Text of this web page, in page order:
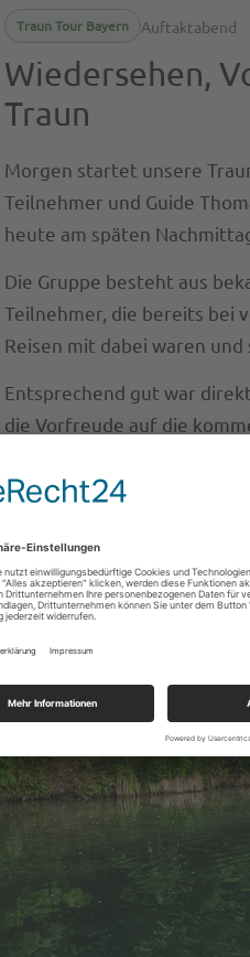
Traun Tour Bayern Auftaktabend
Wiedersehen,
Traun
Morgen startet unsere
Teilnehmer und Guide
heute am späten
Die Gruppe besteht aus
Teilnehmer, die bereits bei
Reisen mit dabei waren
Entsprechend gut war
die Vorfreude auf die